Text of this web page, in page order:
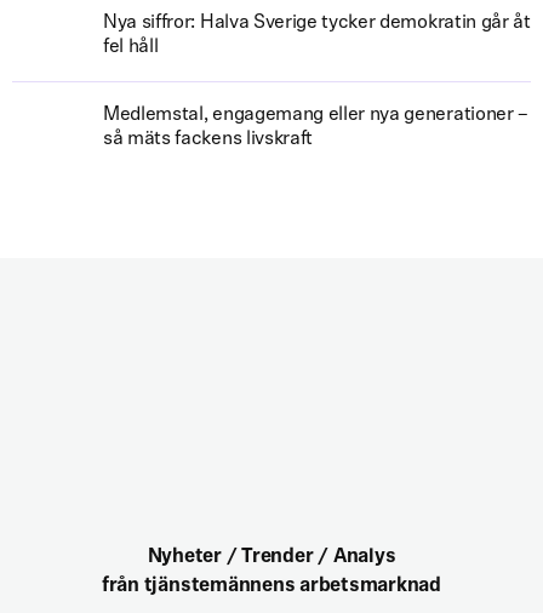
Nya siffror: Halva Sverige tycker demokratin går åt
fel håll
Medlemstal, engagemang eller nya generationer –
så mäts fackens livskraft
Nyheter / Trender / Analys
från tjänstemännens arbetsmarknad